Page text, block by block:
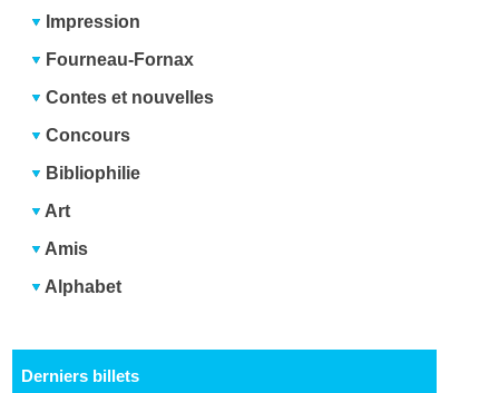
Impression
Fourneau-Fornax
Contes et nouvelles
Concours
Bibliophilie
Art
Amis
Alphabet
Derniers billets